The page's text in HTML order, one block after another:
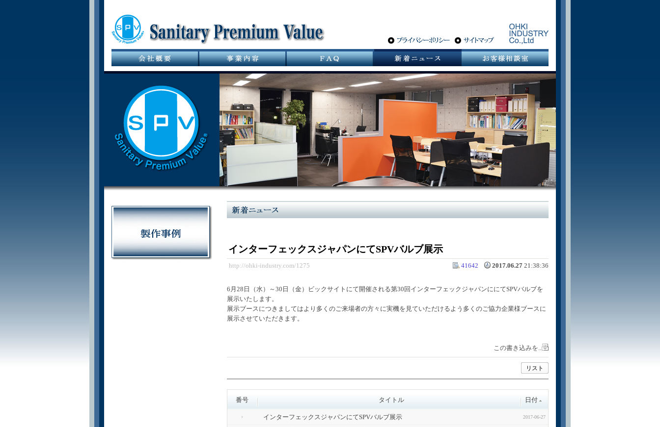
インターフェックスジャパンにてSPVバルブ展示
http://ohki-industry.com/1275 2017.06.27 21:38:36
41642
6月28日（水）～30日（金）ビックサイトにて開催される第30回インターフェックジャパンににてSPVバルブを
展示いたします。
展示ブースにつきましてはより多くのご来場者の方々に実機を見ていただけるよう多くのご協力企業様ブースに
展示させていただきます。
この書き込みを..
リスト
番号 タイトル 日付
インターフェックスジャパンにてSPVバルブ展示 2017-06-27